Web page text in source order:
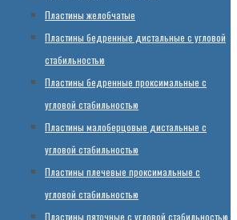
Пластины желобчатые
Пластины бедренные дистальные с угловой
стабильностью
Пластины бедренные проксимальные с
угловой стабильностью
Пластины малоберцовые дистальные с
угловой стабильностью
Пластины плечевые проксимальные с
угловой стабильностью
Пластины пяточные с угловой стабильностью